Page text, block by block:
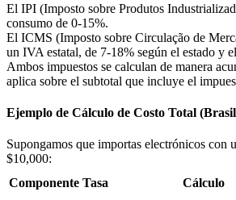
El IPI (Imposto sobre Produtos
consumo de 0-15%.
El ICMS (Imposto sobre Circulação de
un IVA estatal, de 7-18% según el estado y
Ambos impuestos se calculan de manera
aplica sobre el subtotal que incluye el
Ejemplo de Cálculo de Costo Total
Supongamos que importas electrónicos con
$10,000:
Componente Tasa Cálculo